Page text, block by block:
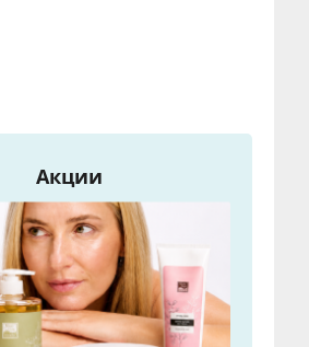
Акции